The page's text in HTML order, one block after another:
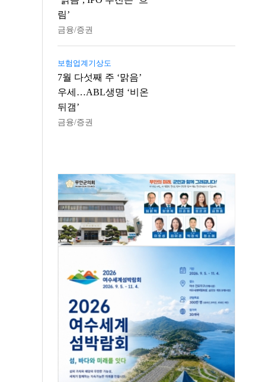
림’
금융/증권
보험업계기상도
7월 다섯째 주 ‘맑음’
우세…ABL생명 ‘비온
뒤갬’
금융/증권